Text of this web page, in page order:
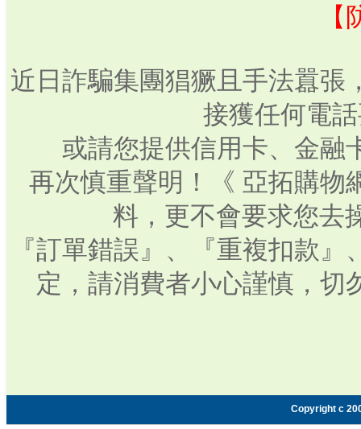
近日詐騙集團猖獗且手法囂張
接獲任何電
或請您提供信用卡、金融
再次慎重聲明！《 亞拓購物
料，更不會要求您去
『訂單錯誤』、『重複扣款
定，請消費者小心謹慎，切
Copyright c